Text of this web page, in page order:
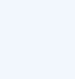
seni bekliyor!